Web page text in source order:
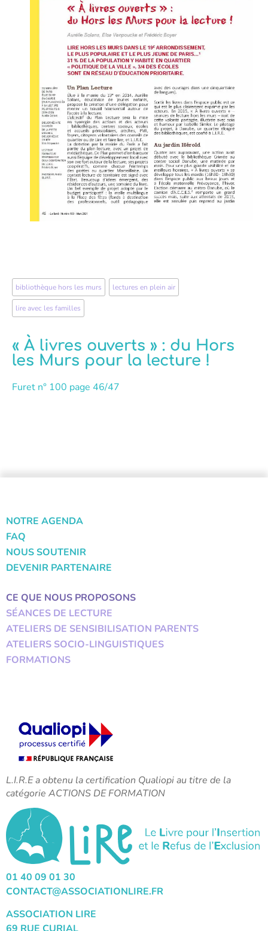
bibliothèque hors les murs lectures en plein air
lire avec les familles
« À livres ouverts » : du Hors
les Murs pour la lecture !
Furet n° 100 page 46/47
NOTRE AGENDA
FAQ
NOUS SOUTENIR
DEVENIR PARTENAIRE
CE QUE NOUS PROPOSONS
SÉANCES DE LECTURE
ATELIERS DE SENSIBILISATION PARENTS
ATELIERS SOCIO-LINGUISTIQUES
FORMATIONS
L.I.R.E a obtenu la certification Qualiopi au titre de la
catégorie ACTIONS DE FORMATION
01 40 09 01 30
CONTACT@ASSOCIATIONLIRE.FR
ASSOCIATION LIRE